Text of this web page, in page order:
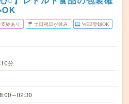
給あり 土日祝日が休み WEB登録OK
分
～02:30